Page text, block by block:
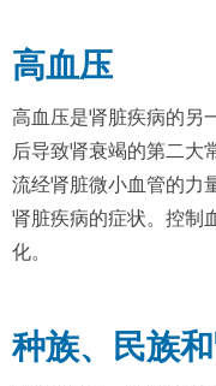
高血压
高血压是肾脏疾病的另
后导致肾衰竭的第二大
流经肾脏微小血管的力
肾脏疾病的症状。控制
化。
种族、民族